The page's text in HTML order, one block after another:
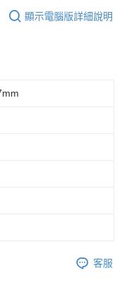
顯示電腦版詳細說明
客服